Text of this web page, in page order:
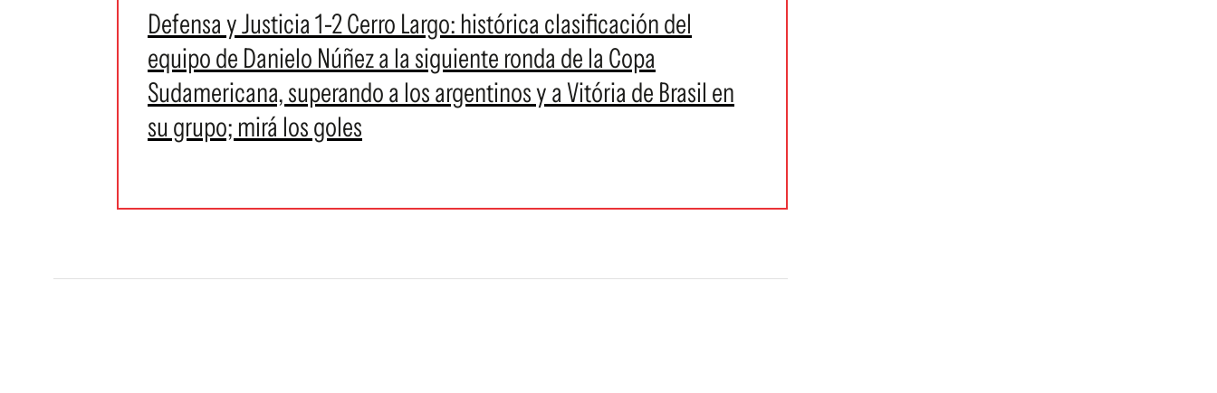
Defensa y Justicia 1-2 Cerro Largo: histórica clasificación del
equipo de Danielo Núñez a la siguiente ronda de la Copa
Sudamericana, superando a los argentinos y a Vitória de Brasil en
su grupo; mirá los goles